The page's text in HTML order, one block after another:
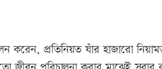
করেন, প্রতিনিয়ত যাঁর হাজারো